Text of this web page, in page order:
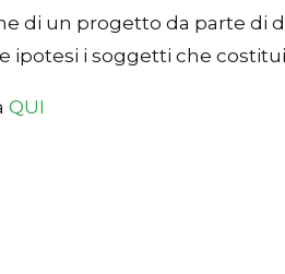
di un progetto da parte di
ipotesi i soggetti che
QUI